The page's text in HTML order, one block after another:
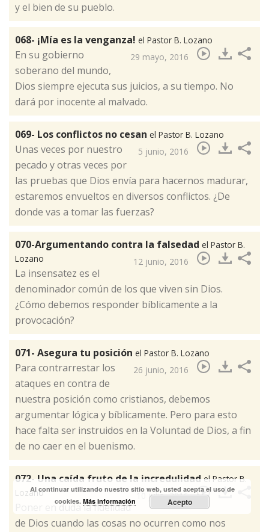
y el bien de su pueblo.​
068- ¡Mía es la venganza! el Pastor B. Lozano
29 mayo, 2016
En su gobierno
soberano del mundo,
Dios siempre ejecuta sus juicios, a su tiempo. No
dará por inocente al malvado.​
069- Los conflictos no cesan el Pastor B. Lozano
5 junio, 2016
Unas veces por nuestro
pecado y otras veces por
las pruebas que Dios envía para hacernos madurar,
estaremos envueltos en diversos conflictos. ¿De
donde vas a tomar las fuerzas?​
070-Argumentando contra la falsedad el Pastor B.
Lozano
12 junio, 2016
La insensatez es el
denominador común de los que viven sin Dios.
¿Cómo debemos responder bíblicamente a la
provocación? ​
071- Asegura tu posición el Pastor B. Lozano
26 junio, 2016
Para contrarrestar los
ataques en contra de
nuestra posición como cristianos, debemos
argumentar lógica y bíblicamente. Pero para esto
hace falta ser instruidos en la Voluntad de Dios, a fin
de no caer en el buenismo.​
072- Una caída fruto de la incredulidad el Pastor B.
Lozano
10 julio, 2016
Poner en duda la fidelidad
de Dios cuando las cosas no ocurren como nos
Al continuar utilizando nuestro sitio web, usted acepta el uso de
cookies.Más información Acepto